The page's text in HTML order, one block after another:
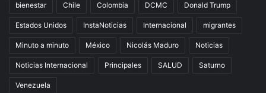
bienestar Chile Colombia DCMC Donald Trump
Estados Unidos InstaNoticias Internacional migrantes
Minuto a minuto México Nicolás Maduro Noticias
Noticias Internacional Principales SALUD Saturno
Venezuela